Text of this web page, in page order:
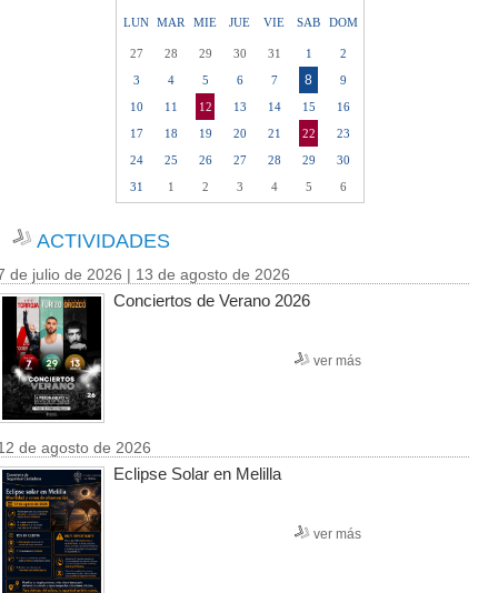
LUN MAR MIE JUE VIE SAB DOM
27 28 29 30 31 1
2
3
4 5 6 7 8
9
10
11 12 13 14 15
16
17
18 19 20 21 22
23
24
25 26 27 28 29
30
31
1 2 3 4 5 6
ACTIVIDADES
de julio de 2026 | 13 de agosto de 2026
Conciertos de Verano 2026
ver más
de agosto de 2026
Eclipse Solar en Melilla
ver más